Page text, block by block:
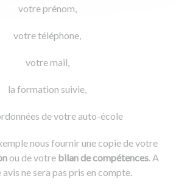
votre prénom,
votre téléphone,
votre mail,
la formation suivie,
de votre auto-école
nous fournir une copie de votre
ou de votre bilan de compétences. A
ne sera pas pris en compte.